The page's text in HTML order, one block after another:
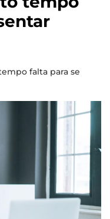
falta para se